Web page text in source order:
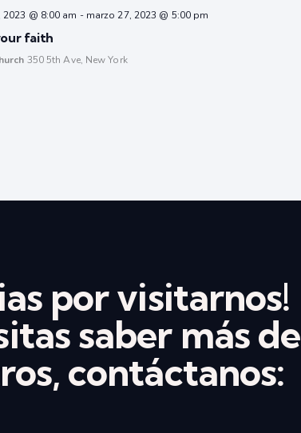
2023 @ 8:00 am - marzo 27, 2023 @ 5:00 pm
faith
350 5th Ave, New York
por visitarnos!
saber más de
contáctanos: